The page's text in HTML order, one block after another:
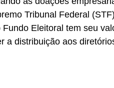
Tribunal Federal
Eleitoral tem seu
a distribuição aos